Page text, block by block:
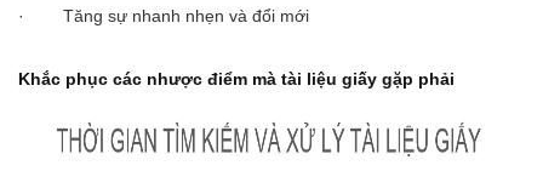
· Tăng sự nhanh nhẹn và đổi mới
Khắc phục các nhược điểm mà tài liệu giấy gặp phải